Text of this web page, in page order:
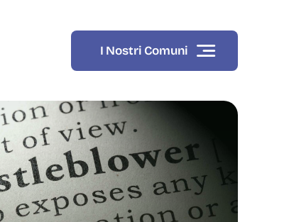
I Nostri Comuni